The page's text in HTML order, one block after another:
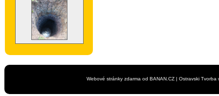
Webové stránky zdarma od BANAN.CZ | Ostravski Tvorba